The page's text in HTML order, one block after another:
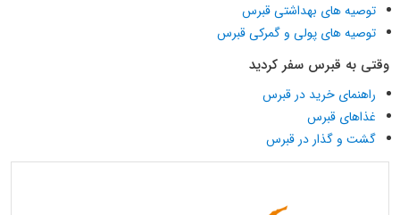
توصیه های بهداشتی قبرس
توصیه های پولی و گمرکی قبرس
وقتی به قبرس سفر کردید
راهنمای خرید در قبرس
غذاهای قبرس
گشت و گذار در قبرس